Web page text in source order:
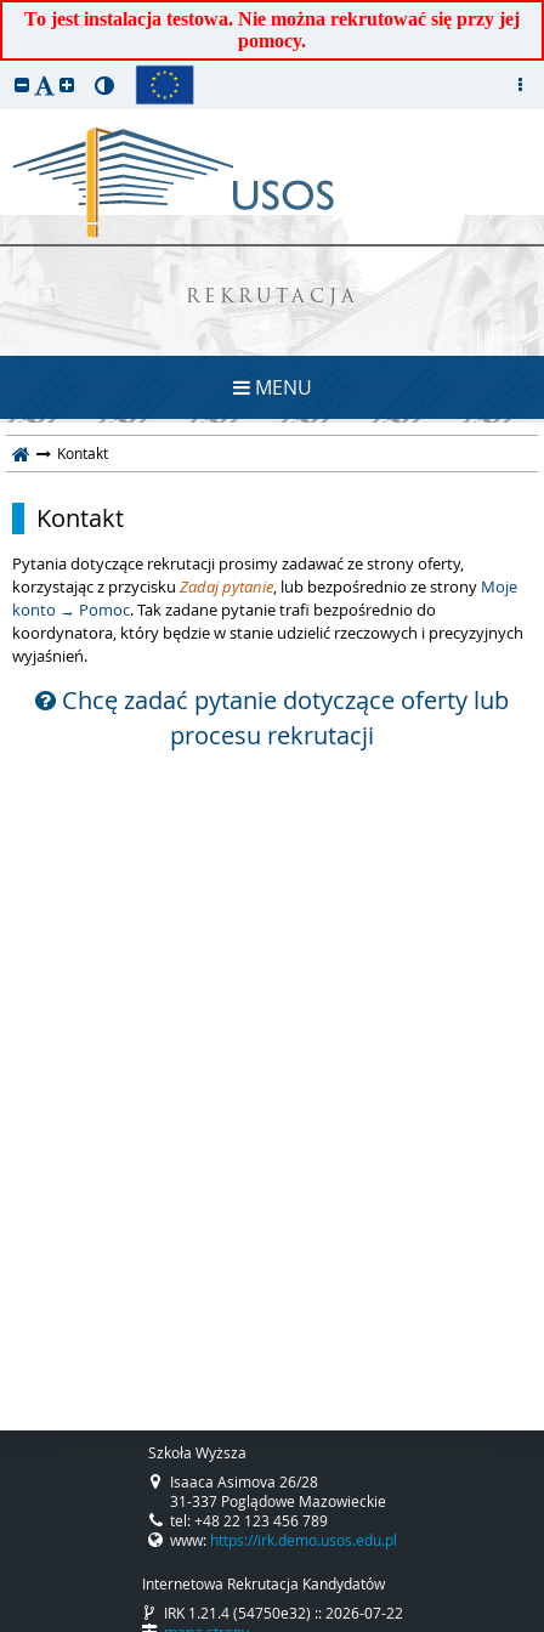
To jest instalacja testowa. Nie można rekrutować się przy jej
pomocy.
REKRUTACJA
MENU
Kontakt
Kontakt
Pytania dotyczące rekrutacji prosimy zadawać ze strony oferty,
korzystając z przycisku Zadaj pytanie, lub bezpośrednio ze strony Moje
konto → Pomoc. Tak zadane pytanie trafi bezpośrednio do
koordynatora, który będzie w stanie udzielić rzeczowych i precyzyjnych
wyjaśnień.
Chcę zadać pytanie dotyczące oferty lub
procesu rekrutacji
Szkoła Wyższa
Isaaca Asimova 26/28
31-337 Poglądowe Mazowieckie
tel: +48 22 123 456 789
www: https://irk.demo.usos.edu.pl
Internetowa Rekrutacja Kandydatów
IRK 1.21.4 (54750e32) :: 2026-07-22